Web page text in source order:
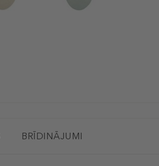
BRĪDINĀJUMI